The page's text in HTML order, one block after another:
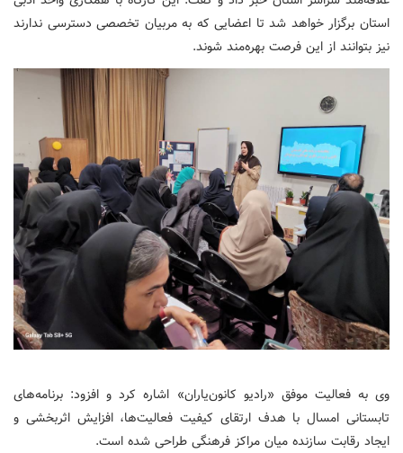
استان برگزار خواهد شد تا اعضایی که به مربیان تخصصی دسترسی ندارند
نیز بتوانند از این فرصت بهره‌مند شوند.
وی به فعالیت موفق «رادیو کانون‌یاران» اشاره کرد و افزود: برنامه‌های
تابستانی امسال با هدف ارتقای کیفیت فعالیت‌ها، افزایش اثربخشی و
ایجاد رقابت سازنده میان مراکز فرهنگی طراحی شده است.